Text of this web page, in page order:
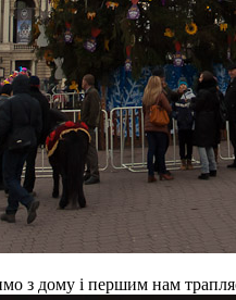
з дому і першим нам